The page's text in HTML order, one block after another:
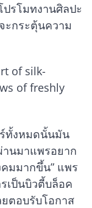
ปรโมทงานศิลปะ
ะกระตุ้นความ
of silk-
of freshly
ร์ทั้งหมดนั้นมัน
านมาแพรอยาก
มมากขึ้น” แพร
เป็นบิวตี้บล็อค
ยตอบรับโอกาส